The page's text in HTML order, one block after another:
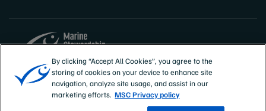
Sites
Nederland
By clicking “Accept All Cookies”, you agree to the
storing of cookies on your device to enhance site
navigation, analyze site usage, and assist in our
marketing efforts. MSC Privacy policy